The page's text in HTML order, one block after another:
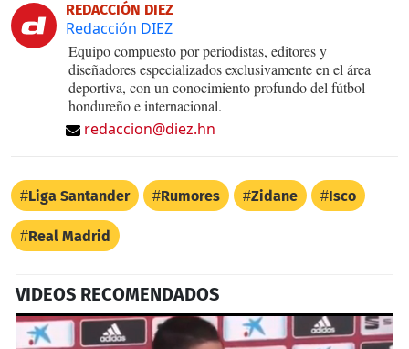
REDACCIÓN DIEZ
Redacción DIEZ
Equipo compuesto por periodistas, editores y
diseñadores especializados exclusivamente en el área
deportiva, con un conocimiento profundo del fútbol
hondureño e internacional.
redaccion@diez.hn
Liga Santander Rumores Zidane Isco
Real Madrid
VIDEOS RECOMENDADOS